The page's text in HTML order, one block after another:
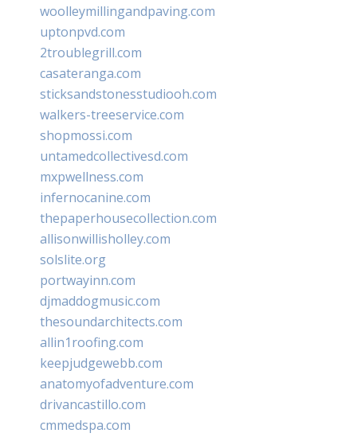
woolleymillingandpaving.com
uptonpvd.com
2troublegrill.com
casateranga.com
sticksandstonesstudiooh.com
walkers-treeservice.com
shopmossi.com
untamedcollectivesd.com
mxpwellness.com
infernocanine.com
thepaperhousecollection.com
allisonwillisholley.com
solslite.org
portwayinn.com
djmaddogmusic.com
thesoundarchitects.com
allin1roofing.com
keepjudgewebb.com
anatomyofadventure.com
drivancastillo.com
cmmedspa.com